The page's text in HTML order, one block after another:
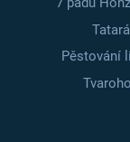
Pěstování